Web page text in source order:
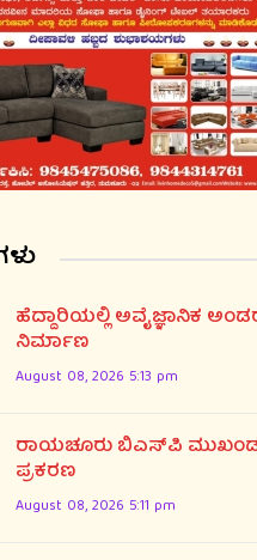
ಹೆದ್ದಾರಿಯಲ್ಲಿ ಅವೈಜ್ಞಾನಿಕ
ನಿರ್ಮಾಣ
August 08, 2026 5:13 pm
ರಾಯಚೂರು ಬಿಎಸ್‌ಪಿ
ಪ್ರಕರಣ
August 08, 2026 5:11 pm